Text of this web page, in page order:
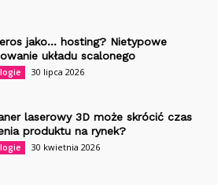
jako… hosting? Nietypowe
układu scalonego
30 lipca 2026
laserowy 3D może skrócić czas
produktu na rynek?
30 kwietnia 2026